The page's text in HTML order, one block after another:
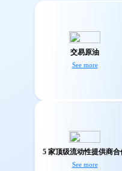
交易原油
See more
通过进入最大的原油
市场，使您的投资组
合多样化。
5 家顶级流动性提供商合
See more
商所提供的强大流动
性，可以确保您始终
以最优惠的价格进行